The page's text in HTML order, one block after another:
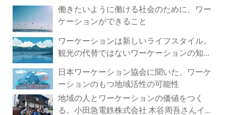
働きたいように働ける社会のために、ワー
ケーションができること
ワーケーションは新しいライフスタイル。
観光の代替ではないワーケーションの知ら
日本ワーケーション協会に聞いた、ワーケ
ーションのもつ地域活性の可能性
地域の人とワーケーションの価値をつく
る。小田急電鉄株式会社 木谷周吾さんイン